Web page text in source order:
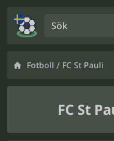
Fotboll / FC St Pauli
FC St